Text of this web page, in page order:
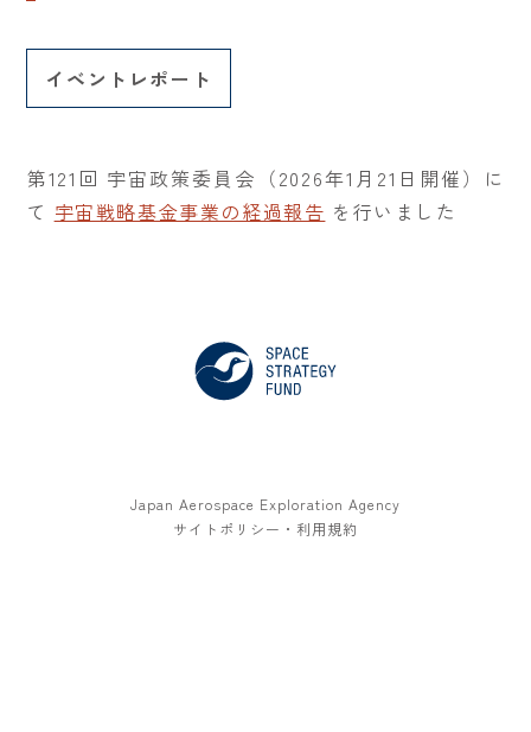
イベントレポート
第121回 宇宙政策委員会（2026年1月21日開催）に
て 宇宙戦略基金事業の経過報告 を行いました
Japan Aerospace Exploration Agency
サイトポリシー・利用規約